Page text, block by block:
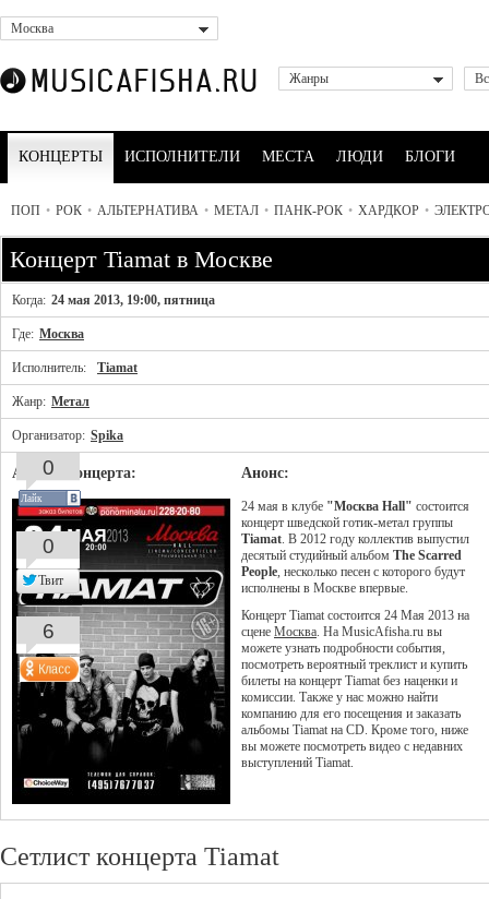
Москва
Жанры
КОНЦЕРТЫ ИСПОЛНИТЕЛИ МЕСТА ЛЮДИ БЛОГИ
ПОП • РОК • АЛЬТЕРНАТИВА • МЕТАЛ • ПАНК-РОК • ХАРДКОР •
Концерт Tiamat в Москве
Когда: 24 мая 2013, 19:00, пятница
Где: Москва
Исполнитель: Tiamat
Жанр: Метал
Организатор: Spika
Афиша концерта: Анонс:
24 мая в клубе "Москва Hall" состоится
концерт шведской готик-метал группы
Tiamat. В 2012 году коллектив выпустил
десятый студийный альбом The Scarred
People, несколько песен с которого будут
исполнены в Москве впервые.
Концерт Tiamat состоится 24 Мая 2013 на
сцене Москва. На MusicAfisha.ru вы
можете узнать подробности события,
посмотреть вероятный треклист и купить
билеты на концерт Tiamat без наценки и
комиссии. Также у нас можно найти
компанию для его посещения и заказать
альбомы Tiamat на CD. Кроме того, ниже
вы можете посмотреть видео с недавних
выступлений Tiamat.
Сетлист концерта Tiamat
0
Лайк
0
Твит
6